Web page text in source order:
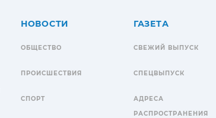
НОВОСТИ
ОБЩЕСТВО
ПРОИСШЕСТВИЯ
СПОРТ
ГАЗЕТА
СВЕЖИЙ ВЫПУСК
СПЕЦВЫПУСК
АДРЕСА
РАСПРОСТРАНЕНИЯ